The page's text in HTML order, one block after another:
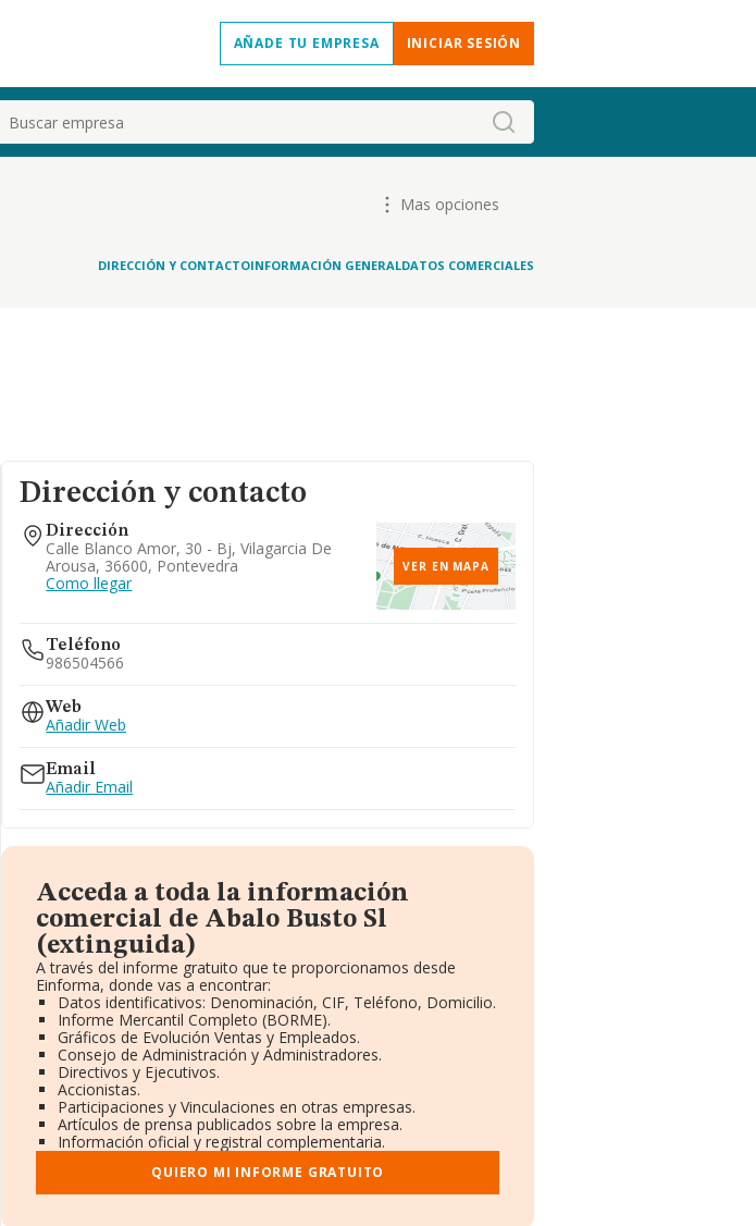
AÑADE TU EMPRESA INICIAR SESIÓN
Buscar
Mas opciones
DIRECCIÓN Y CONTACTOINFORMACIÓN GENERALDATOS COMERCIALES
Dirección y contacto
Dirección
Calle Blanco Amor, 30 - Bj, Vilagarcia De
Arousa, 36600, Pontevedra
Como llegar
VER EN MAPA
Teléfono
986504566
Web
Añadir Web
Email
Añadir Email
Acceda a toda la información
comercial de Abalo Busto Sl
(extinguida)
A través del informe gratuito que te proporcionamos desde
Einforma, donde vas a encontrar:
Datos identificativos: Denominación, CIF, Teléfono, Domicilio.
Informe Mercantil Completo (BORME).
Gráficos de Evolución Ventas y Empleados.
Consejo de Administración y Administradores.
Directivos y Ejecutivos.
Accionistas.
Participaciones y Vinculaciones en otras empresas.
Artículos de prensa publicados sobre la empresa.
Información oficial y registral complementaria.
QUIERO MI INFORME GRATUITO